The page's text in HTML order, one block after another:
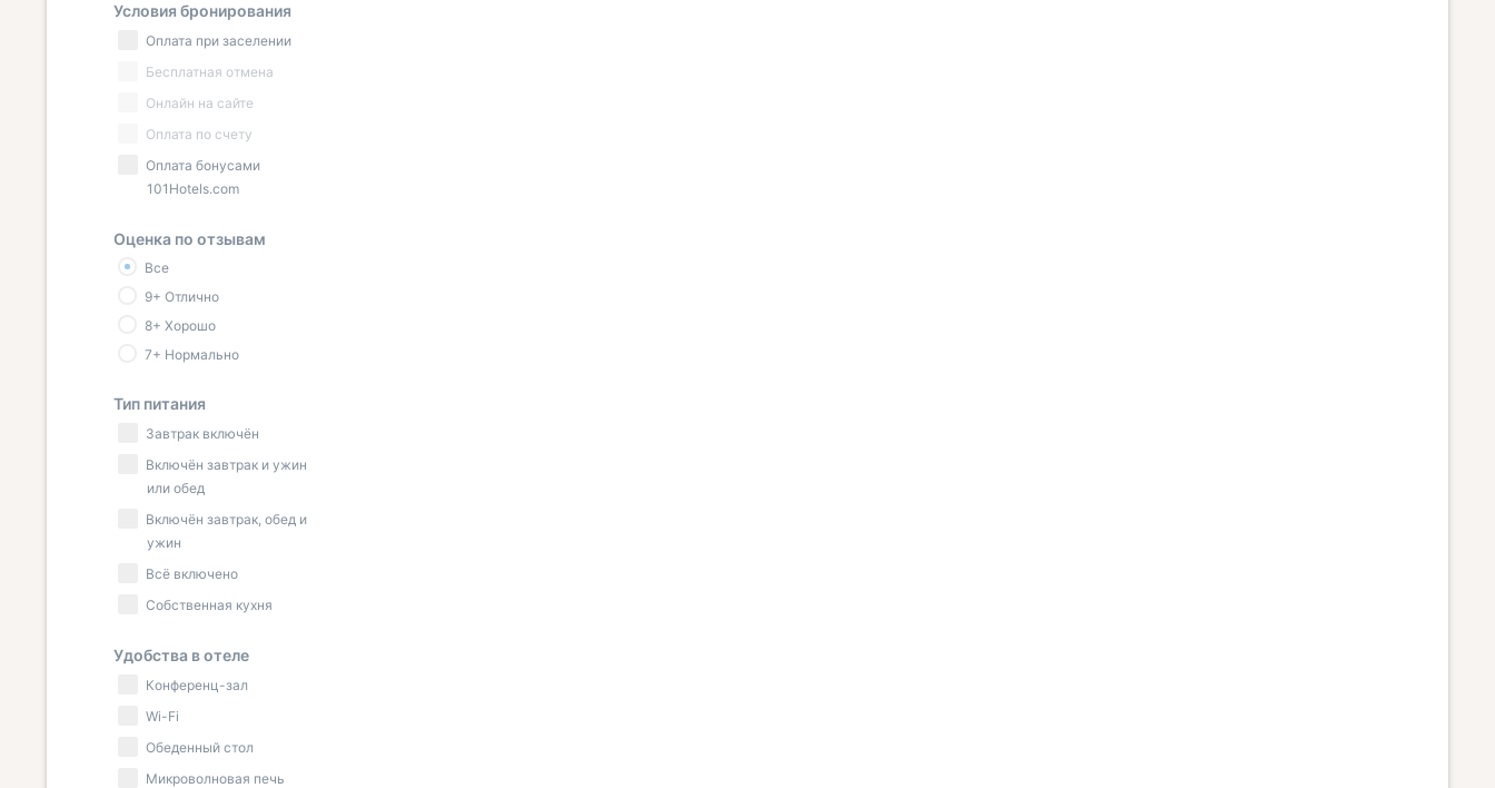
Условия бронирования
Оплата при заселении
Бесплатная отмена
Онлайн на сайте
Оплата по счету
Оплата бонусами
101Hotels.com
Оценка по отзывам
Все
9+ Отлично
8+ Хорошо
7+ Нормально
Тип питания
Завтрак включён
Включён завтрак и ужин
или обед
Включён завтрак, обед и
ужин
Всё включено
Собственная кухня
Удобства в отеле
Конференц-зал
Wi-Fi
Обеденный стол
Микроволновая печь